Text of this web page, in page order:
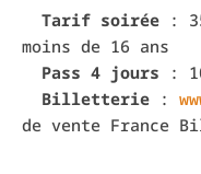
Tarif soirée :
moins de 16 ans
Pass 4 jours :
Billetterie :
de vente France